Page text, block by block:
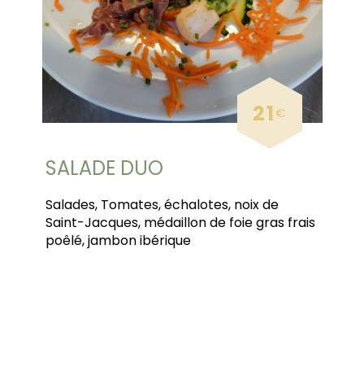
SALADE DUO
Salades, Tomates, échalotes, noix de
Saint-Jacques, médaillon de foie gras frais
poêlé, jambon ibérique
21€